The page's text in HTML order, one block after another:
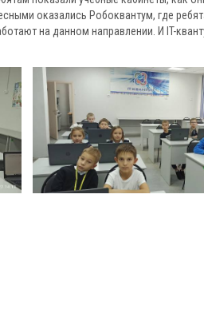
оказались Робоквантум, где
на данном направлении. И IT-